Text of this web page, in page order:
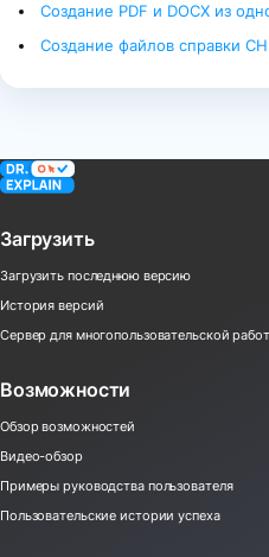
Создание PDF и DOCX из
Создание файлов справки
Загрузить
Загрузить последнюю версию
История версий
Сервер для многопользовательской
Возможности
Обзор возможностей
Видео-обзор
Примеры руководства пользователя
Пользовательские истории успеха